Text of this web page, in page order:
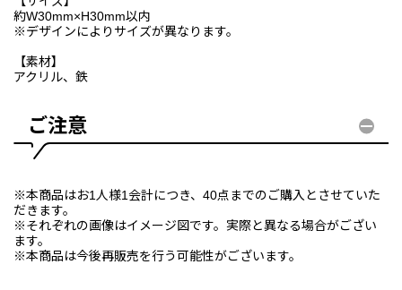
約W30mm×H30mm以内
※デザインによりサイズが異なります。
【素材】
アクリル、鉄
ご注意
※本商品はお1人様1会計につき、40点までのご購入とさせていた
だきます。
※それぞれの画像はイメージ図です。実際と異なる場合がござい
ます。
※本商品は今後再販売を行う可能性がございます。